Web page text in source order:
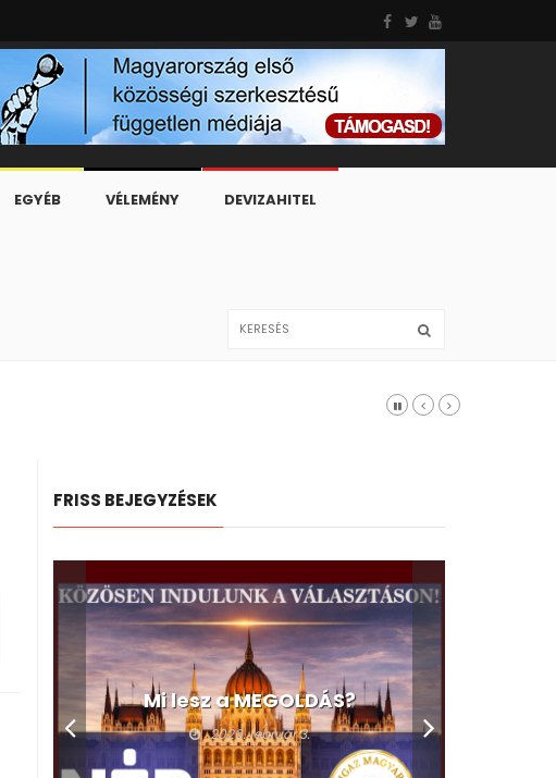
EGYÉB VÉLEMÉNY DEVIZAHITEL
FRISS BEJEGYZÉSEK
Mi lesz a MEGOLDÁS?
2026. február 3.